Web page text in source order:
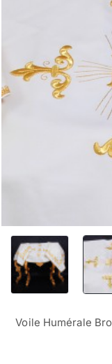
Voile Humérale